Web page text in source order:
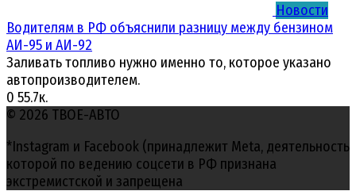
Новости
Водителям в РФ объяснили разницу между бензином
АИ-95 и АИ-92
Заливать топливо нужно именно то, которое указано
автопроизводителем.
0 55.7к.
© 2026 ТВОЕ-АВТО
*Instagram и Facebook (принадлежит Meta, деятельность
которой по ведению соцсети в РФ признана
экстремистской и запрещена